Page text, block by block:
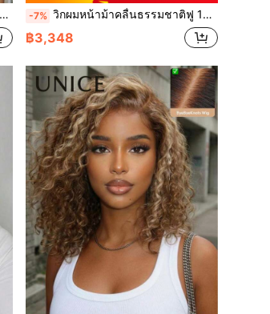
-7% วิกผมหน้าม้าคลื่นธรรมชาติฟู 13x4 ตัดสำเร็จ ฟอกสีสำเร็จ ถอนเส้นผมสำเร็จ ไม่ใช้กาว ไม่ใช้สารยึดติด สำหรับผู้หญิง Unice Hair
฿3,348